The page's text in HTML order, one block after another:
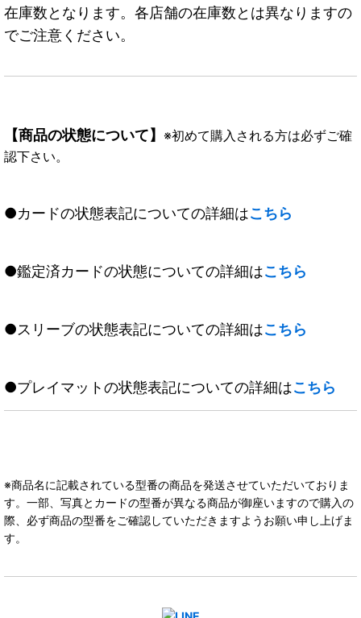
在庫数となります。各店舗の在庫数とは異なりますの
でご注意ください。
【商品の状態について】 ※初めて購入される方は必ずご確
認下さい。
●カードの状態表記についての詳細はこちら
●鑑定済カードの状態についての詳細はこちら
●スリーブの状態表記についての詳細はこちら
●プレイマットの状態表記についての詳細はこちら
※商品名に記載されている型番の商品を発送させていただいておりま
す。一部、写真とカードの型番が異なる商品が御座いますので購入の
際、必ず商品の型番をご確認していただきますようお願い申し上げま
す。